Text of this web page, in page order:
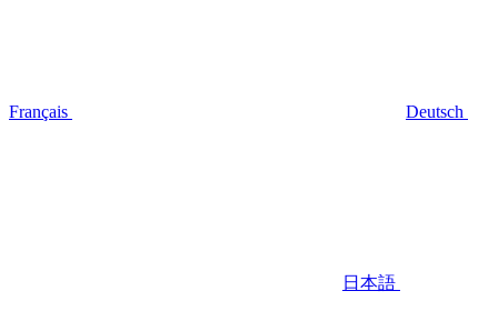
Français Deutsch
日本語